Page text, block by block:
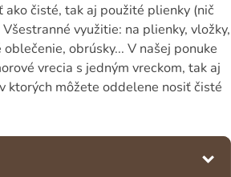
ako čisté, tak aj použité plienky (nič
využitie: na plienky, vložky,
obrúsky... V našej ponuke
vrecia s jedným vreckom, tak aj
ktorých môžete oddelene nosiť čisté